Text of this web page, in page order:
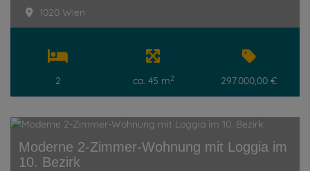
1020 Wien
2 ca. 45 m2 297.000,00 €
Moderne 2-Zimmer-Wohnung mit Loggia im
10. Bezirk